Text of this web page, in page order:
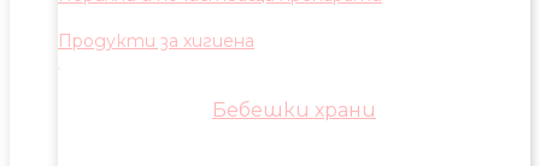
Продукти за хигиена
Бебешки храни